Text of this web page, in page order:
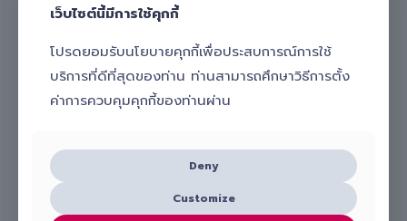
หากคุณกำลังมองหาบริการเปลี่ยนยางรถยนต์นอกสถานที่
ติดต่อเพื่อปรึกษากับช่างผู้เชี่ยวชาญ เช็คราคา เปรียบเทียบราคา และ
นัดหมายบริการง่าย ๆ ผ่าน
โทร.098-656-8899
@slick_auto
เรามีทีมงานมืออาชีพพร้อมดูแลและเปลี่ยนยางรถยนต์ Michelin รุ่น
Pilot Sport 4 255/40 R19 ให้คุณถึงบ้านหรือที่ทำงาน
สะดวก
ปลอดภัย และคุ้มค่า เลือก Slick บริการเปลี่ยนยางถึงที่ รับรองไม่ผิด
หวังแน่นอน!
เว็บไซต์นี้มีการใช้คุกกี้
โปรดยอมรับนโยบายคุกกี้เพื่อประสบการณ์การใช้
บริการที่ดีที่สุดของท่าน ท่านสามารถศึกษาวิธีการตั้ง
ค่าการควบคุมคุกกี้ของท่านผ่าน
Deny
Customize